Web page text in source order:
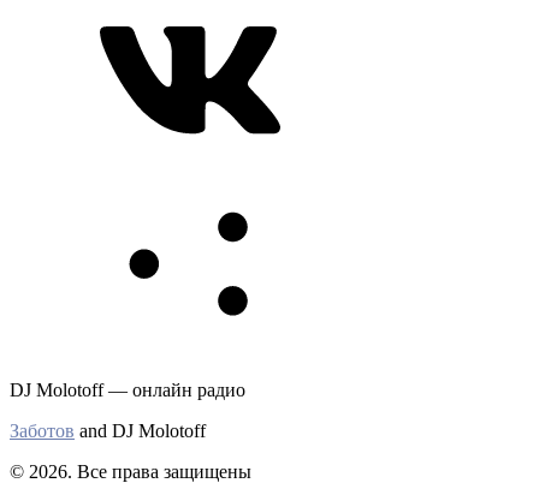
DJ Molotoff — онлайн радио
Заботов and DJ Molotoff
© 2026. Все права защищены